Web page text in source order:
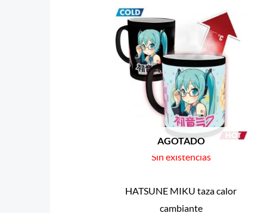
AGOTADO
Sin existencias
HATSUNE MIKU taza calor
cambiante